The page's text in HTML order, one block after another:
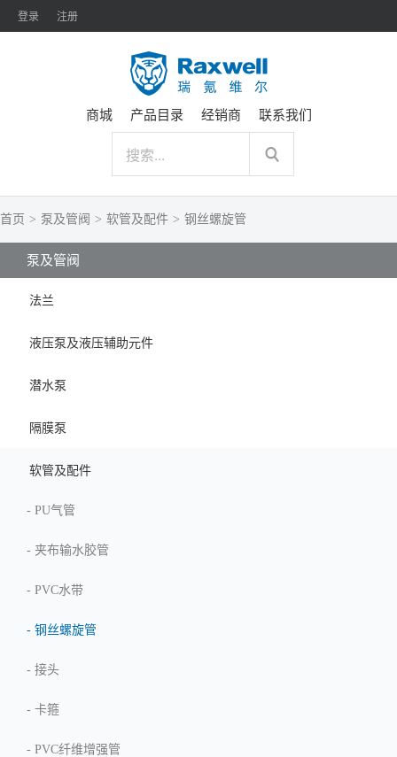
登录 注册
商城 产品目录 经销商 联系我们
首页 > 泵及管阀 > 软管及配件 > 钢丝螺旋管
泵及管阀
法兰
液压泵及液压辅助元件
潜水泵
隔膜泵
软管及配件
- PU气管
- 夹布输水胶管
- PVC水带
- 钢丝螺旋管
- 接头
- 卡箍
- PVC纤维增强管